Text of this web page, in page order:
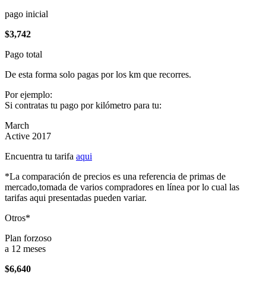
pago inicial
$3,742
Pago total
De esta forma solo pagas por los km que recorres.
Por ejemplo:
Si contratas tu pago por kilómetro para tu:
March
Active 2017
Encuentra tu tarifa aqui
*La comparación de precios es una referencia de primas de
mercado,tomada de varios compradores en línea por lo cual las
tarifas aqui presentadas pueden variar.
Otros*
Plan forzoso
a 12 meses
$6,640